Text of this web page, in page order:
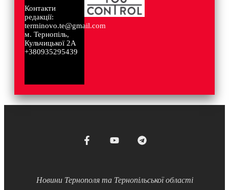
Контакти
редакції:
terminovo.te@gmail.com
м. Тернопіль,
Кульчицької 2А
+380935295439
Новини Тернополя та Тернопільської області